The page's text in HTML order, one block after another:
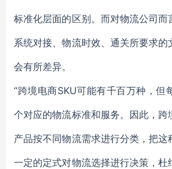
标准化层面的区别。而对物流公司而
系统对接、物流时效、通关所要求的
会有所差异。
“跨境电商SKU可能有千百万种，但
个对应的物流标准和服务。因此，跨
产品按不同物流需求进行分类，把这
一定的定式对物流选择进行决策，杜